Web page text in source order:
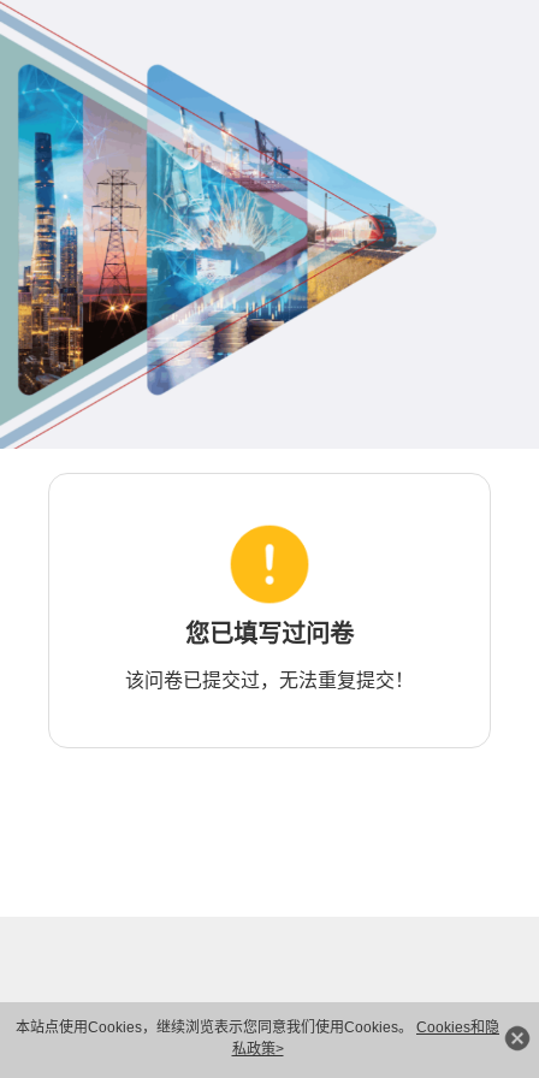
本站点使用Cookies，继续浏览表示您同意我们使用Cookies。 Cookies和隐
私政策>
您已填写过问卷
该问卷已提交过，无法重复提交！